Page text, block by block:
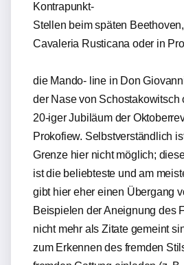
Kontrapunkt-
Stellen beim späten
Cavaleria Rusticana oder in
die Mando- line in Don
der Nase von Schostakowitsch
20-iger Jubiläum der
Prokofiew. Selbstverständlich
Grenze hier nicht möglich;
ist die beliebteste und am
gibt hier eher einen Übergang
Beispielen der Aneignung des
nicht mehr als Zitate gemeint
zum Erkennen des fremden